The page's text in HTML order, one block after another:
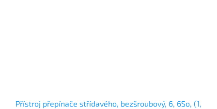
Přístroj přepínače střídavého, bezšroubový, 6, 6So, (1,